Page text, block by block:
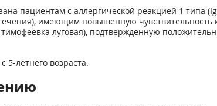
пациентам с аллергической реакцией 1 типа
имеющим повышенную чувствительность
луговая), подтвержденную
летнего возраста.